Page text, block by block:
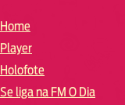
Home
Player
Holofote
Se liga na FM O Dia